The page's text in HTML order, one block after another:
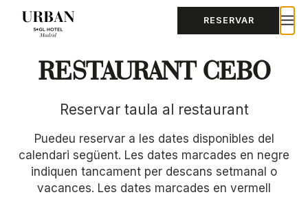
RESERVAR
RESTAURANT CEBO
Reservar taula al restaurant
Puedeu reservar a les dates disponibles del
calendari següent. Les dates marcades en negre
indiquen tancament per descans setmanal o
vacances. Les dates marcades en vermell